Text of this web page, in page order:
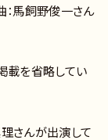
：馬飼野俊一さん
載を省略してい
理さんが出演して